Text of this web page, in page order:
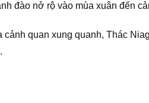
đào nở rộ vào mùa xuân đến
quan xung quanh, Thác